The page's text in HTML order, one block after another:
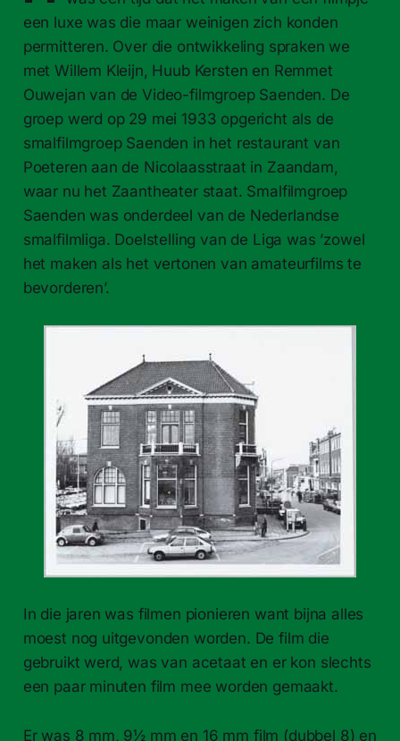
een luxe was die maar weinigen zich konden
permitteren. Over die ontwikkeling spraken we
met Willem Kleijn, Huub Kersten en Remmet
Ouwejan van de Video-​filmgroep Saenden. De
groep werd op 29 mei 1933 opgericht als de
smalfilmgroep Saenden in het restaurant van
Poeteren aan de Nicolaasstraat in Zaandam,
waar nu het Zaantheater staat. Smalfilmgroep
Saenden was onderdeel van de Nederlandse
smalfilmliga. Doelstelling van de Liga was ’zowel
het maken als het vertonen van amateurfilms te
bevorderen’.
In die jaren was filmen pionieren want bijna alles
moest nog uitgevonden worden. De film die
gebruikt werd, was van acetaat en er kon slechts
een paar minuten film mee worden gemaakt.
Er was 8 mm, 9½ mm en 16 mm film (dubbel 8) en